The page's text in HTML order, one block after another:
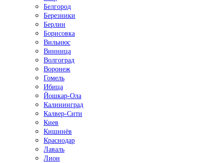
Белгород
Березники
Берлин
Борисовка
Вильнюс
Винница
Волгоград
Воронеж
Гомель
Ибица
Йошкар-Ола
Калининград
Калвер-Сити
Киев
Кишинёв
Краснодар
Лаваль
Лион